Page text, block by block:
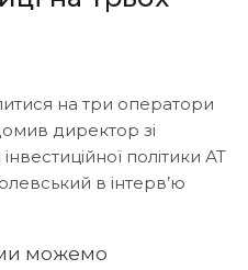
на три оператори
директор зі
політики АТ
в інтерв’ю
ми можемо